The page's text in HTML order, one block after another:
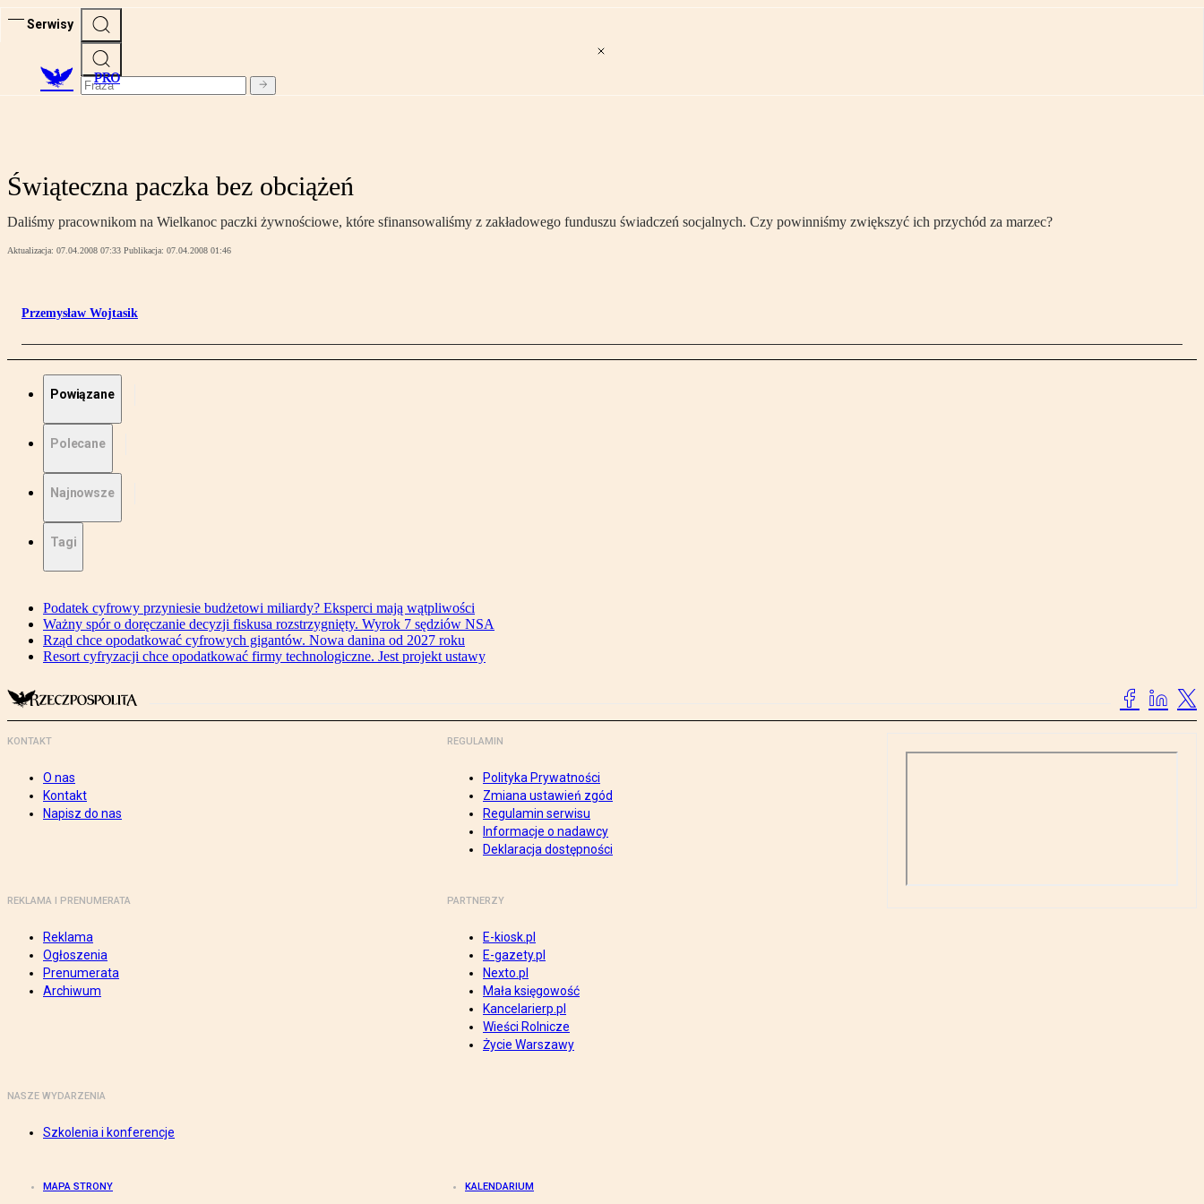
Serwisy
PRO
Świąteczna paczka bez obciążeń
Daliśmy pracownikom na Wielkanoc paczki żywnościowe, które sfinansowaliśmy z zakładowego funduszu świadczeń socjalnych. Czy powinniśmy zwiększyć ich przychód za marzec?
Aktualizacja: 07.04.2008 07:33 Publikacja: 07.04.2008 01:46
Przemysław Wojtasik
Powiązane
Polecane
Najnowsze
Tagi
Podatek cyfrowy przyniesie budżetowi miliardy? Eksperci mają wątpliwości
Ważny spór o doręczanie decyzji fiskusa rozstrzygnięty. Wyrok 7 sędziów NSA
Rząd chce opodatkować cyfrowych gigantów. Nowa danina od 2027 roku
Resort cyfryzacji chce opodatkować firmy technologiczne. Jest projekt ustawy
KONTAKT
O nas
Kontakt
Napisz do nas
REGULAMIN
Polityka Prywatności
Zmiana ustawień zgód
Regulamin serwisu
Informacje o nadawcy
Deklaracja dostępności
REKLAMA I PRENUMERATA
Reklama
Ogłoszenia
Prenumerata
Archiwum
PARTNERZY
E-kiosk.pl
E-gazety.pl
Nexto.pl
Mała księgowość
Kancelarierp.pl
Wieści Rolnicze
Życie Warszawy
NASZE WYDARZENIA
Szkolenia i konferencje
MAPA STRONY KALENDARIUM